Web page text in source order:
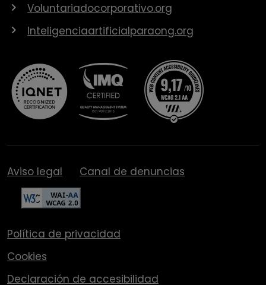
Voluntariadocorporativo.org
Inteligenciaartificialparaong.org
Aviso legal Canal de denuncias
Política de privacidad
Cookies
Declaración de accesibilidad